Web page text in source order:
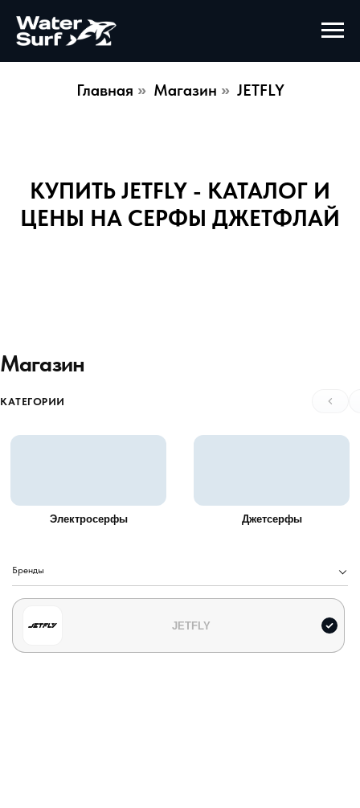
Главная » Магазин » JETFLY
КУПИТЬ JETFLY - КАТАЛОГ И
ЦЕНЫ НА СЕРФЫ ДЖЕТФЛАЙ
Магазин
КАТЕГОРИИ
Электросерфы Джетсерфы
Бренды
JETFLY